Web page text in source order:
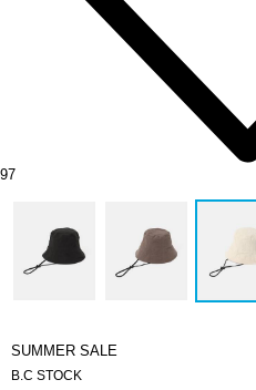
97
SUMMER SALE
B.C STOCK